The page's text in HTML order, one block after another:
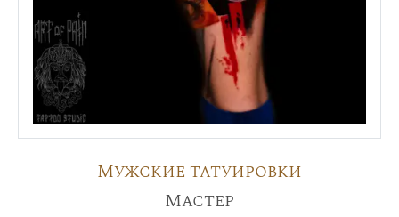
Мужские татуировки
Мастер